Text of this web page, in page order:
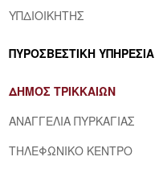
ΥΠΔΙΟΙΚΗΤΗΣ
ΠΥΡΟΣΒΕΣΤΙΚΗ ΥΠΗΡΕΣΙΑ
ΔΗΜΟΣ ΤΡΙΚΚΑΙΩΝ
ΑΝΑΓΓΕΛΙΑ ΠΥΡΚΑΓΙΑΣ
ΤΗΛΕΦΩΝΙΚΟ ΚΕΝΤΡΟ